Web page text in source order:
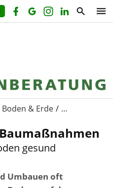
Boden & Erde …
gesund
Umbauen oft